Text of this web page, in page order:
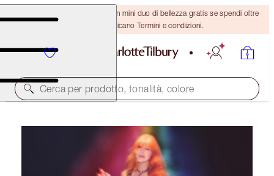
ULTIMA OCCASIONE! Ricevi un mini duo di bellezza gratis se spendi oltre
110 €! Si applicano Termini e condizioni.
Cerca per prodotto, tonalità, colore